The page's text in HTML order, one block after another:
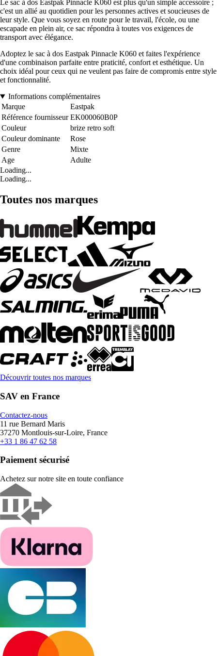
Le sac à dos Eastpak Pinnacle K060 est plus qu'un simple accessoire ;
c'est un allié au quotidien pour les personnes actives et soucieuses de
leur style. Que vous soyez en route pour le travail, l'école, ou une
escapade en plein air, ce sac répondra à toutes vos exigences de
transport avec élégance.
Adoptez le sac à dos Eastpak Pinnacle K060 et faites l'expérience
d'une combinaison parfaite entre praticité, confort et esthétique. Un
choix idéal pour ceux qui ne veulent pas faire de compromis entre style
et fonctionnalité.
Informations complémentaires
Marque
Eastpak
Référence fournisseur EK000060B0P
Couleur
brize retro soft
Couleur dominante
Rose
Genre
Mixte
Age
Adulte
Loading...
Loading...
Toutes nos marques
Découvrir toutes nos marques
SAV en France
Contactez-nous
11 rue Bernard Maris
37270 Montlouis-sur-Loire, France
+33 1 86 47 62 58
Paiement sécurisé
Achetez sur notre site en toute confiance